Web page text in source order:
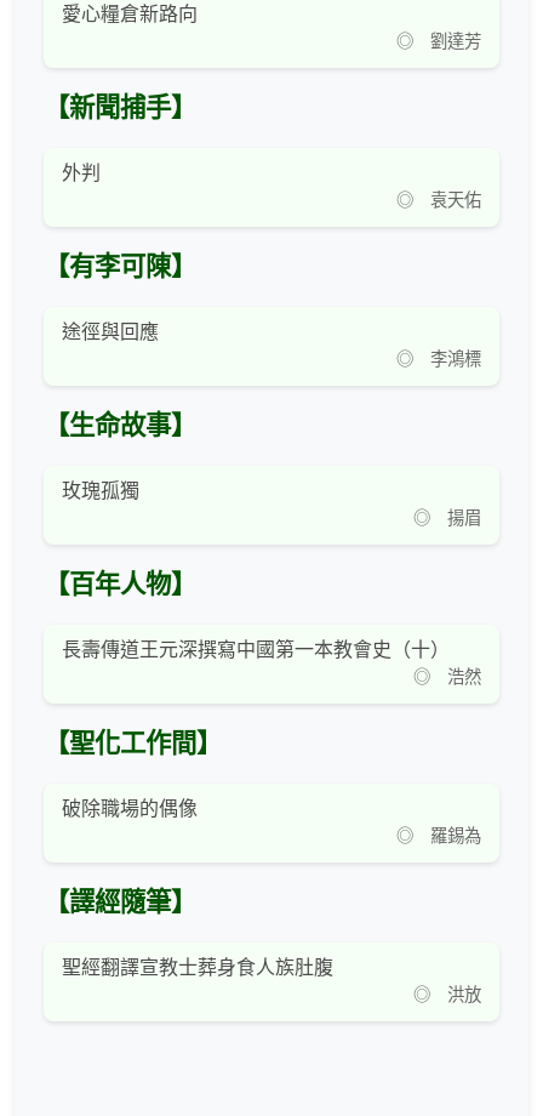
愛心糧倉新路向
◎ 劉達芳
【新聞捕手】
外判
◎ 袁天佑
【有李可陳】
途徑與回應
◎ 李鴻標
【生命故事】
玫瑰孤獨
◎ 揚眉
【百年人物】
長壽傳道王元深撰寫中國第一本教會史（十）
◎ 浩然
【聖化工作間】
破除職場的偶像
◎ 羅錫為
【譯經隨筆】
聖經翻譯宣教士葬身食人族肚腹
◎ 洪放